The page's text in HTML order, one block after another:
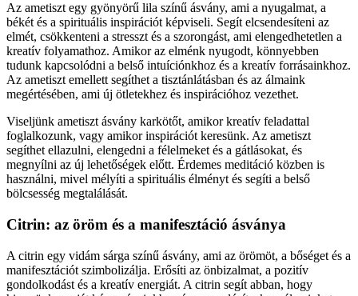
Az ametiszt egy gyönyörű lila színű ásvány, ami a nyugalmat, a
békét és a spirituális inspirációt képviseli. Segít elcsendesíteni az
elmét, csökkenteni a stresszt és a szorongást, ami elengedhetetlen a
kreatív folyamathoz. Amikor az elménk nyugodt, könnyebben
tudunk kapcsolódni a belső intuíciónkhoz és a kreatív forrásainkhoz.
Az ametiszt emellett segíthet a tisztánlátásban és az álmaink
megértésében, ami új ötletekhez és inspirációhoz vezethet.
Viseljünk ametiszt ásvány karkötőt, amikor kreatív feladattal
foglalkozunk, vagy amikor inspirációt keresünk. Az ametiszt
segíthet ellazulni, elengedni a félelmeket és a gátlásokat, és
megnyílni az új lehetőségek előtt. Érdemes meditáció közben is
használni, mivel mélyíti a spirituális élményt és segíti a belső
bölcsesség megtalálását.
Citrin: az öröm és a manifesztáció ásványa
A citrin egy vidám sárga színű ásvány, ami az örömöt, a bőséget és a
manifesztációt szimbolizálja. Erősíti az önbizalmat, a pozitív
gondolkodást és a kreatív energiát. A citrin segít abban, hogy